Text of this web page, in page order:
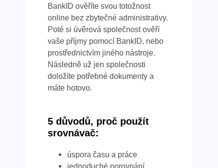
BankID ověříte svou totožnost
online bez zbytečné administrativy.
Poté si úvěrová společnost ověří
vaše příjmy pomocí BankID, nebo
prostřednictvím jiného nástroje.
Následně už jen společnosti
doložíte potřebné dokumenty a
máte hotovo.
5 důvodů, proč použít
srovnávač:
úspora času a práce
jednoduché porovnání